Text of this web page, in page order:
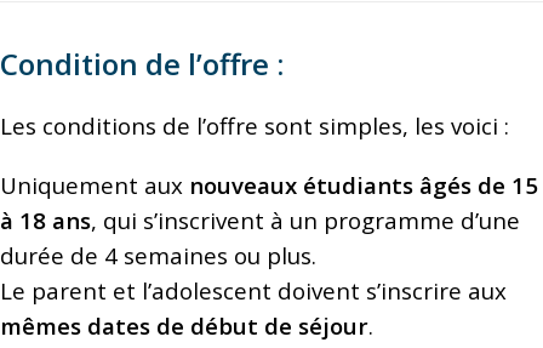
Condition de l’offre :
Les conditions de l’offre sont simples, les voici :
Uniquement aux nouveaux étudiants âgés de 15
à 18 ans, qui s’inscrivent à un programme d’une
durée de 4 semaines ou plus.
Le parent et l’adolescent doivent s’inscrire aux
mêmes dates de début de séjour.